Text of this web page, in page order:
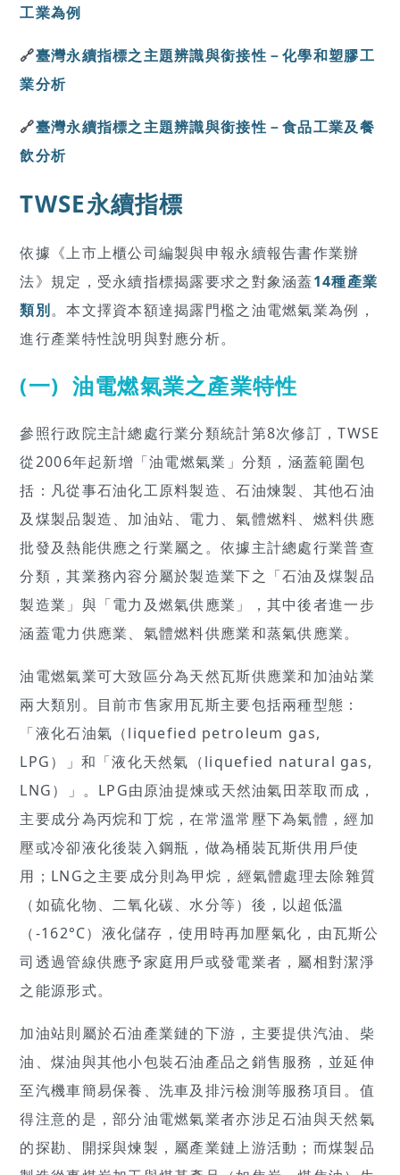
工業為例
🔗臺灣永續指標之主題辨識與銜接性－化學和塑膠工
業分析
🔗臺灣永續指標之主題辨識與銜接性－食品工業及餐
飲分析
TWSE永續指標
依據《上市上櫃公司編製與申報永續報告書作業辦
法》規定，受永續指標揭露要求之對象涵蓋14種產業
類別。本文擇資本額達揭露門檻之油電燃氣業為例，
進行產業特性說明與對應分析。
(一) 油電燃氣業之產業特性
參照行政院主計總處行業分類統計第8次修訂，TWSE
從2006年起新增「油電燃氣業」分類，涵蓋範圍包
括：凡從事石油化工原料製造、石油煉製、其他石油
及煤製品製造、加油站、電力、氣體燃料、燃料供應
批發及熱能供應之行業屬之。依據主計總處行業普查
分類，其業務內容分屬於製造業下之「石油及煤製品
製造業」與「電力及燃氣供應業」，其中後者進一步
涵蓋電力供應業、氣體燃料供應業和蒸氣供應業。
油電燃氣業可大致區分為天然瓦斯供應業和加油站業
兩大類別。目前市售家用瓦斯主要包括兩種型態：
「液化石油氣（liquefied petroleum gas,
LPG）」和「液化天然氣（liquefied natural gas,
LNG）」。LPG由原油提煉或天然油氣田萃取而成，
主要成分為丙烷和丁烷，在常溫常壓下為氣體，經加
壓或冷卻液化後裝入鋼瓶，做為桶裝瓦斯供用戶使
用；LNG之主要成分則為甲烷，經氣體處理去除雜質
（如硫化物、二氧化碳、水分等）後，以超低溫
（-162°C）液化儲存，使用時再加壓氣化，由瓦斯公
司透過管線供應予家庭用戶或發電業者，屬相對潔淨
之能源形式。
加油站則屬於石油產業鏈的下游，主要提供汽油、柴
油、煤油與其他小包裝石油產品之銷售服務，並延伸
至汽機車簡易保養、洗車及排污檢測等服務項目。值
得注意的是，部分油電燃氣業者亦涉足石油與天然氣
的探勘、開採與煉製，屬產業鏈上游活動；而煤製品